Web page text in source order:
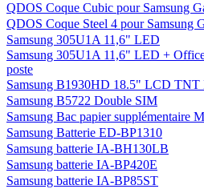
QDOS Coque Cubic pour Samsung
QDOS Coque Steel 4 pour Samsung
Samsung 305U1A 11,6" LED
Samsung 305U1A 11,6" LED +
poste
Samsung B1930HD 18.5" LCD TNT
Samsung B5722 Double SIM
Samsung Bac papier supplémentaire
Samsung Batterie ED-BP1310
Samsung batterie IA-BH130LB
Samsung batterie IA-BP420E
Samsung batterie IA-BP85ST